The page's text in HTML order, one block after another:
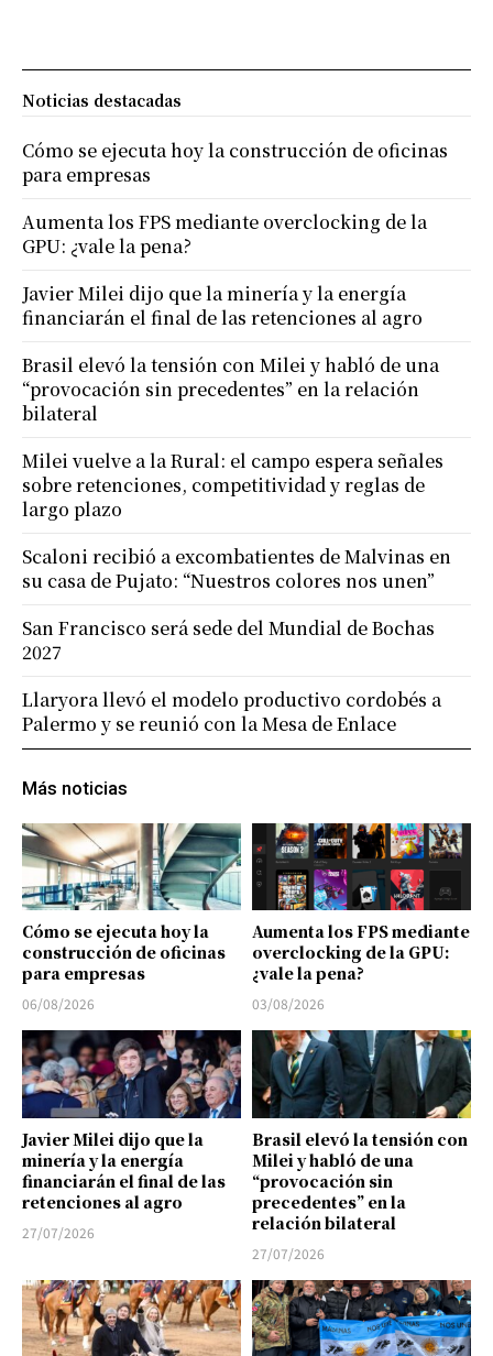
Más noticias
Cómo se ejecuta hoy la
construcción de oficinas
para empresas
06/08/2026
Aumenta los FPS mediante
overclocking de la GPU:
¿vale la pena?
03/08/2026
Javier Milei dijo que la
minería y la energía
financiarán el final de las
retenciones al agro
27/07/2026
Brasil elevó la tensión con
Milei y habló de una
“provocación sin
precedentes” en la
relación bilateral
27/07/2026
Noticias destacadas
Cómo se ejecuta hoy la construcción de oficinas
para empresas
Aumenta los FPS mediante overclocking de la
GPU: ¿vale la pena?
Javier Milei dijo que la minería y la energía
financiarán el final de las retenciones al agro
Brasil elevó la tensión con Milei y habló de una
“provocación sin precedentes” en la relación
bilateral
Milei vuelve a la Rural: el campo espera señales
sobre retenciones, competitividad y reglas de
largo plazo
Scaloni recibió a excombatientes de Malvinas en
su casa de Pujato: “Nuestros colores nos unen”
San Francisco será sede del Mundial de Bochas
2027
Llaryora llevó el modelo productivo cordobés a
Palermo y se reunió con la Mesa de Enlace